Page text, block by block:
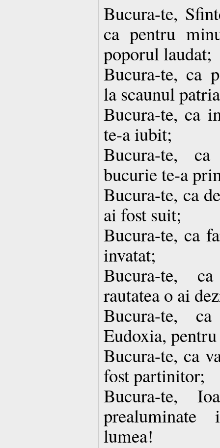
Bucura-te,
ca pentru
poporul laudat;
Bucura-te, ca
la scaunul
Bucura-te, ca
te-a iubit;
Bucura-te,
bucurie te-a
Bucura-te, ca
ai fost suit;
Bucura-te, ca
invatat;
Bucura-te,
rautatea o ai
Bucura-te,
Eudoxia,
Bucura-te, ca
fost partinitor;
Bucura-te,
prealuminate
lumea!